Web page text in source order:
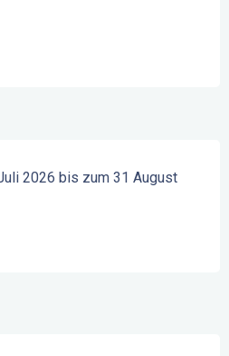
2026 bis zum 31 August